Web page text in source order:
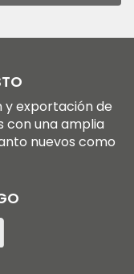
y exportación de
con una amplia
nuevos como